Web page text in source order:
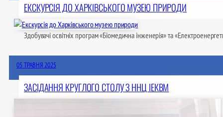
ЕКСКУРСІЯ ДО ХАРКІВСЬКОГО МУЗЕЮ ПРИРОДИ
Здобувачі освітніх програм «Біомедична інженерія» та
05 ТРАВНЯ 2025
ЗАСІДАННЯ КРУГЛОГО СТОЛУ З ННЦ ІЕКВМ